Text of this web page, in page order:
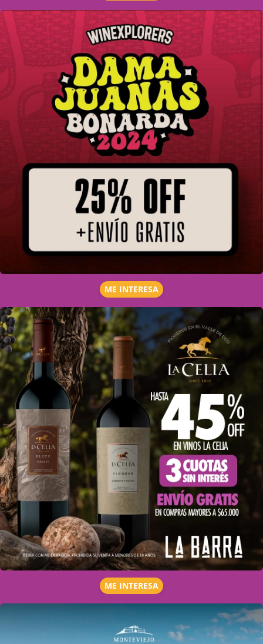
ME INTERESA
ME INTERESA